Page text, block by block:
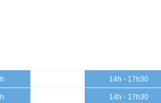
14h - 17h30
14h - 17h30